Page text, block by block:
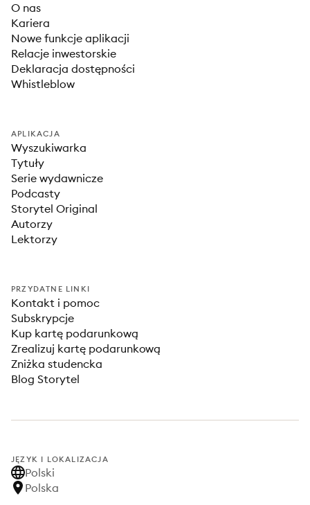
O nas
Kariera
Nowe funkcje aplikacji
Relacje inwestorskie
Deklaracja dostępności
Whistleblow
APLIKACJA
Wyszukiwarka
Tytuły
Serie wydawnicze
Podcasty
Storytel Original
Autorzy
Lektorzy
PRZYDATNE LINKI
Kontakt i pomoc
Subskrypcje
Kup kartę podarunkową
Zrealizuj kartę podarunkową
Zniżka studencka
Blog Storytel
JĘZYK I LOKALIZACJA
Polski
Polska